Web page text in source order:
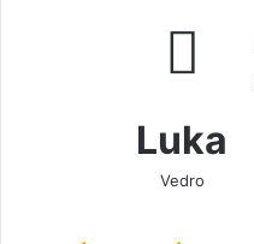
Luka
Vedro